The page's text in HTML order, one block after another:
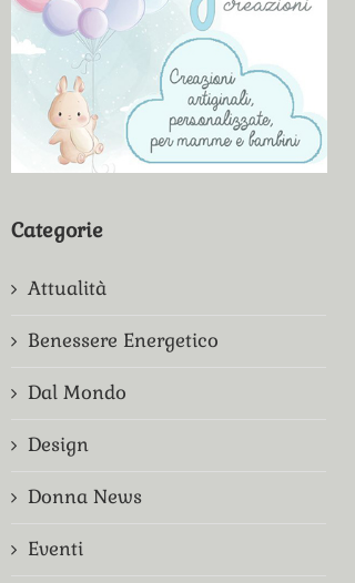
Categorie
Attualità
Benessere Energetico
Dal Mondo
Design
Donna News
Eventi